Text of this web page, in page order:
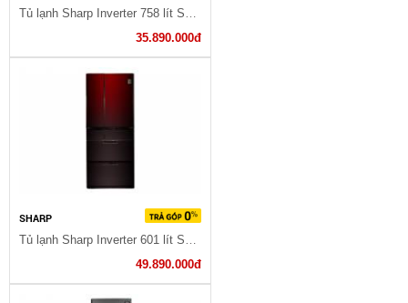
Tủ lạnh Sharp Inverter 758 lít SJ-F5X76VM-SL
35.890.000đ
SHARP
Tủ lạnh Sharp Inverter 601 lít SJ-GF60A-R/T
49.890.000đ